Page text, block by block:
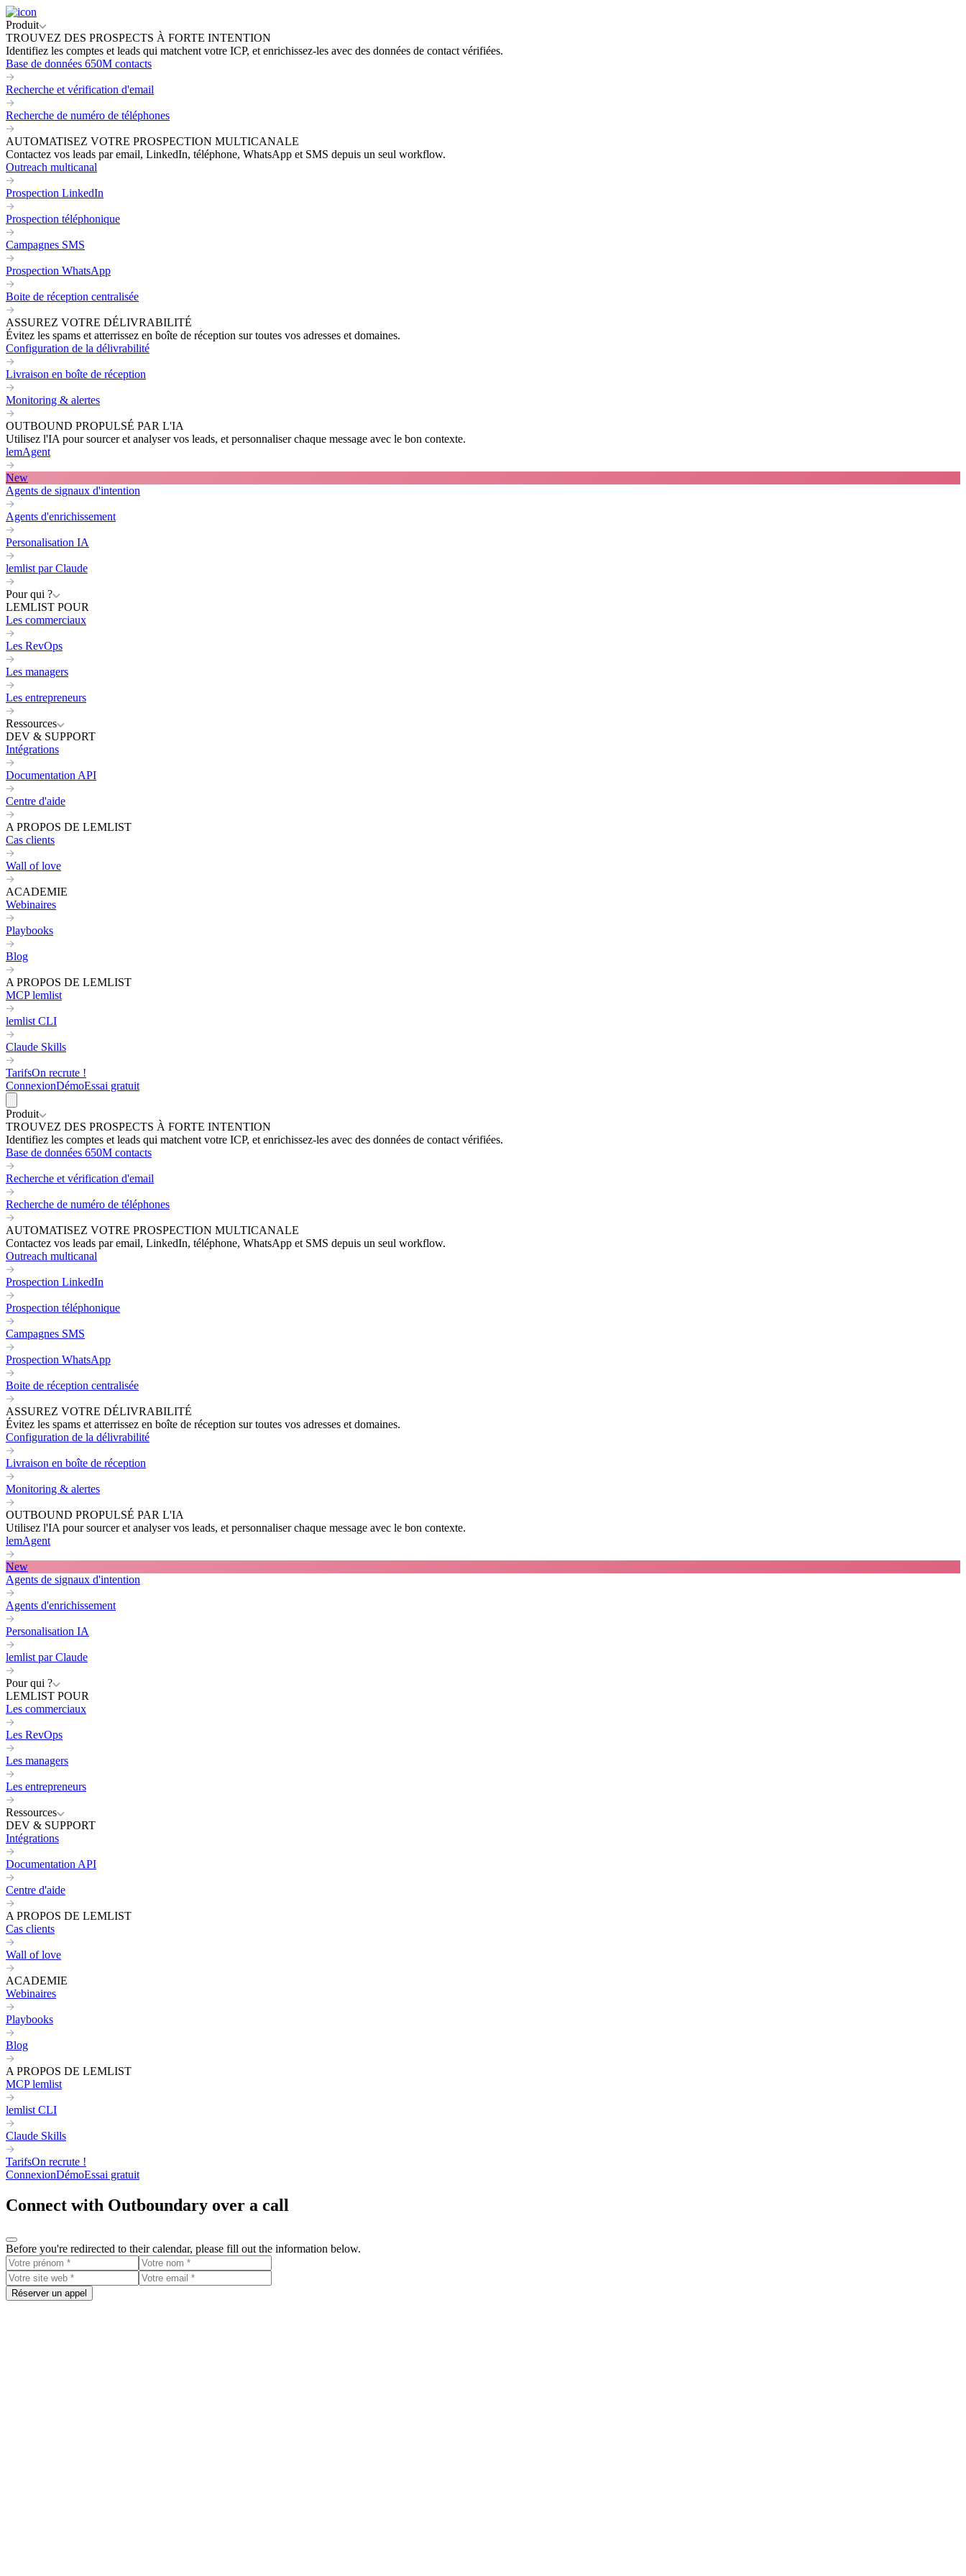
Produit
TROUVEZ DES PROSPECTS À FORTE INTENTION
Identifiez les comptes et leads qui matchent votre ICP, et enrichissez-les avec des données de contact vérifiées.
Base de données 650M contacts
Recherche et vérification d'email
Recherche de numéro de téléphones
AUTOMATISEZ VOTRE PROSPECTION MULTICANALE
Contactez vos leads par email, LinkedIn, téléphone, WhatsApp et SMS depuis un seul workflow.
Outreach multicanal
Prospection LinkedIn
Prospection téléphonique
Campagnes SMS
Prospection WhatsApp
Boite de réception centralisée
ASSUREZ VOTRE DÉLIVRABILITÉ
Évitez les spams et atterrissez en boîte de réception sur toutes vos adresses et domaines.
Configuration de la délivrabilité
Livraison en boîte de réception
Monitoring & alertes
OUTBOUND PROPULSÉ PAR L'IA
Utilisez l'IA pour sourcer et analyser vos leads, et personnaliser chaque message avec le bon contexte.
lemAgent
New
Agents de signaux d'intention
Agents d'enrichissement
Personalisation IA
lemlist par Claude
Pour qui ?
LEMLIST POUR
Les commerciaux
Les RevOps
Les managers
Les entrepreneurs
Ressources
DEV & SUPPORT
Intégrations
Documentation API
Centre d'aide
A PROPOS DE LEMLIST
Cas clients
Wall of love
ACADEMIE
Webinaires
Playbooks
Blog
A PROPOS DE LEMLIST
MCP lemlist
lemlist CLI
Claude Skills
TarifsOn recrute !
ConnexionDémoEssai gratuit
Produit
TROUVEZ DES PROSPECTS À FORTE INTENTION
Identifiez les comptes et leads qui matchent votre ICP, et enrichissez-les avec des données de contact vérifiées.
Base de données 650M contacts
Recherche et vérification d'email
Recherche de numéro de téléphones
AUTOMATISEZ VOTRE PROSPECTION MULTICANALE
Contactez vos leads par email, LinkedIn, téléphone, WhatsApp et SMS depuis un seul workflow.
Outreach multicanal
Prospection LinkedIn
Prospection téléphonique
Campagnes SMS
Prospection WhatsApp
Boite de réception centralisée
ASSUREZ VOTRE DÉLIVRABILITÉ
Évitez les spams et atterrissez en boîte de réception sur toutes vos adresses et domaines.
Configuration de la délivrabilité
Livraison en boîte de réception
Monitoring & alertes
OUTBOUND PROPULSÉ PAR L'IA
Utilisez l'IA pour sourcer et analyser vos leads, et personnaliser chaque message avec le bon contexte.
lemAgent
New
Agents de signaux d'intention
Agents d'enrichissement
Personalisation IA
lemlist par Claude
Pour qui ?
LEMLIST POUR
Les commerciaux
Les RevOps
Les managers
Les entrepreneurs
Ressources
DEV & SUPPORT
Intégrations
Documentation API
Centre d'aide
A PROPOS DE LEMLIST
Cas clients
Wall of love
ACADEMIE
Webinaires
Playbooks
Blog
A PROPOS DE LEMLIST
MCP lemlist
lemlist CLI
Claude Skills
TarifsOn recrute !
ConnexionDémoEssai gratuit
Connect with Outboundary over a call
Before you're redirected to their calendar, please fill out the information below.
Réserver un appel